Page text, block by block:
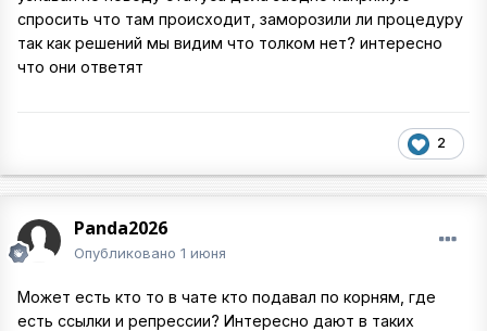
спросить что там происходит, заморозили ли процедуру
так как решений мы видим что толком нет? интересно
что они ответят
2
Panda2026
Опубликовано 1 июня
Может есть кто то в чате кто подавал по корням, где
есть ссылки и репрессии? Интересно дают в таких